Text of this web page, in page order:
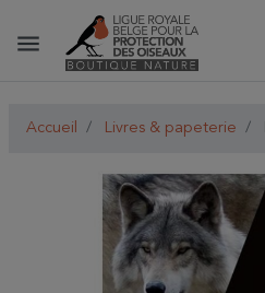
menu
Accueil Livres & papeterie